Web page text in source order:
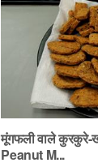
मूंगफली वाले कुरकुरे-
Peanut M...